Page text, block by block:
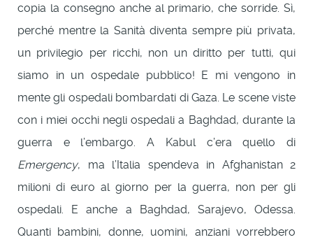
copia la consegno anche al primario, che sorride. Sì,
perché mentre la Sanità diventa sempre più privata,
un privilegio per ricchi, non un diritto per tutti, qui
siamo in un ospedale pubblico! E mi vengono in
mente gli ospedali bombardati di Gaza. Le scene viste
con i miei occhi negli ospedali a Baghdad, durante la
guerra e l’embargo. A Kabul c’era quello di
Emergency, ma l’Italia spendeva in Afghanistan 2
milioni di euro al giorno per la guerra, non per gli
ospedali. E anche a Baghdad, Sarajevo, Odessa.
Quanti bambini, donne, uomini, anziani vorrebbero